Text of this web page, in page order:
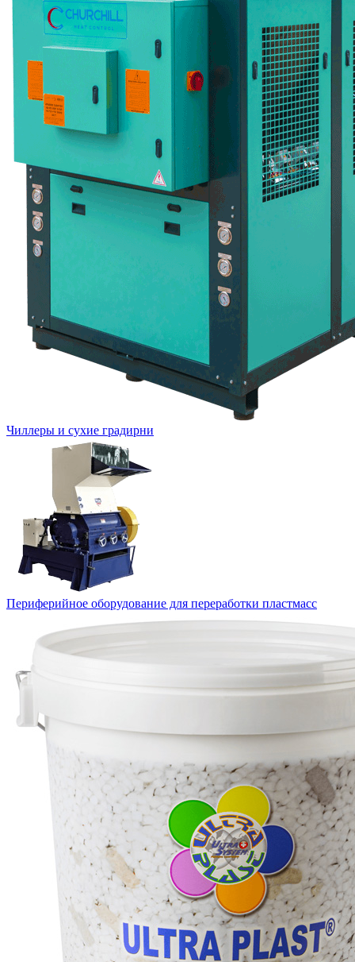
Чиллеры и сухие градирни
Периферийное оборудование для переработки пластмасс